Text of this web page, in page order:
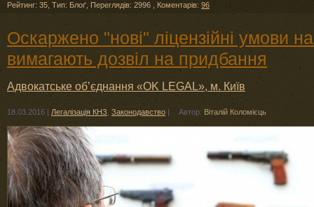
Рейтинг: 35 Тип: Блоґ Переглядів: 2996 Коментарів: 96
Оскаржено "нові" ліцензійні умови
вимагають дозвіл на придбання
Адвокатське об’єднання «OK LEGAL», м. Київ
18.03.2016 Легалізація КНЗ Законодавство Автор: Віталій Коломієць